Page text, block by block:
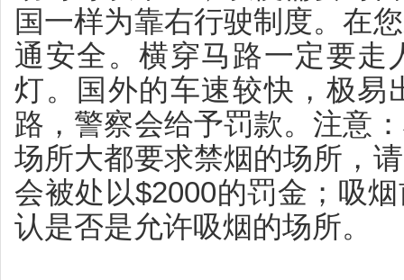
国一样为靠右行驶制度。在
通安全。横穿马路一定要走
灯。国外的车速较快，极易
路，警察会给予罚款。注意
场所大都要求禁烟的场所，
会被处以$2000的罚金；吸
认是否是允许吸烟的场所。